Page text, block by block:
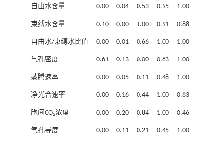
自由水含量 0.00 0.04 0.53 0.95 1.00
束缚水含量 0.10 0.00 1.00 0.91 0.88
自由水/束缚水比值 0.00 0.01 0.66 1.00 1.00
气孔密度 0.61 0.13 0.00 0.83 1.00
蒸腾速率 0.00 0.05 0.11 0.48 1.00
净光合速率 0.00 0.16 0.44 1.00 0.83
胞间CO2浓度 0.00 0.20 0.84 1.00 0.46
气孔导度 0.00 0.11 0.21 0.45 1.00